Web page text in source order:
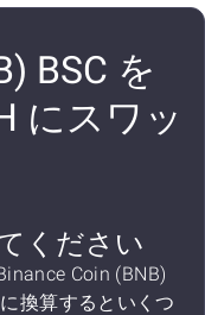
BSC を
にスワッ
ください
Coin (BNB)
換算するといくつ